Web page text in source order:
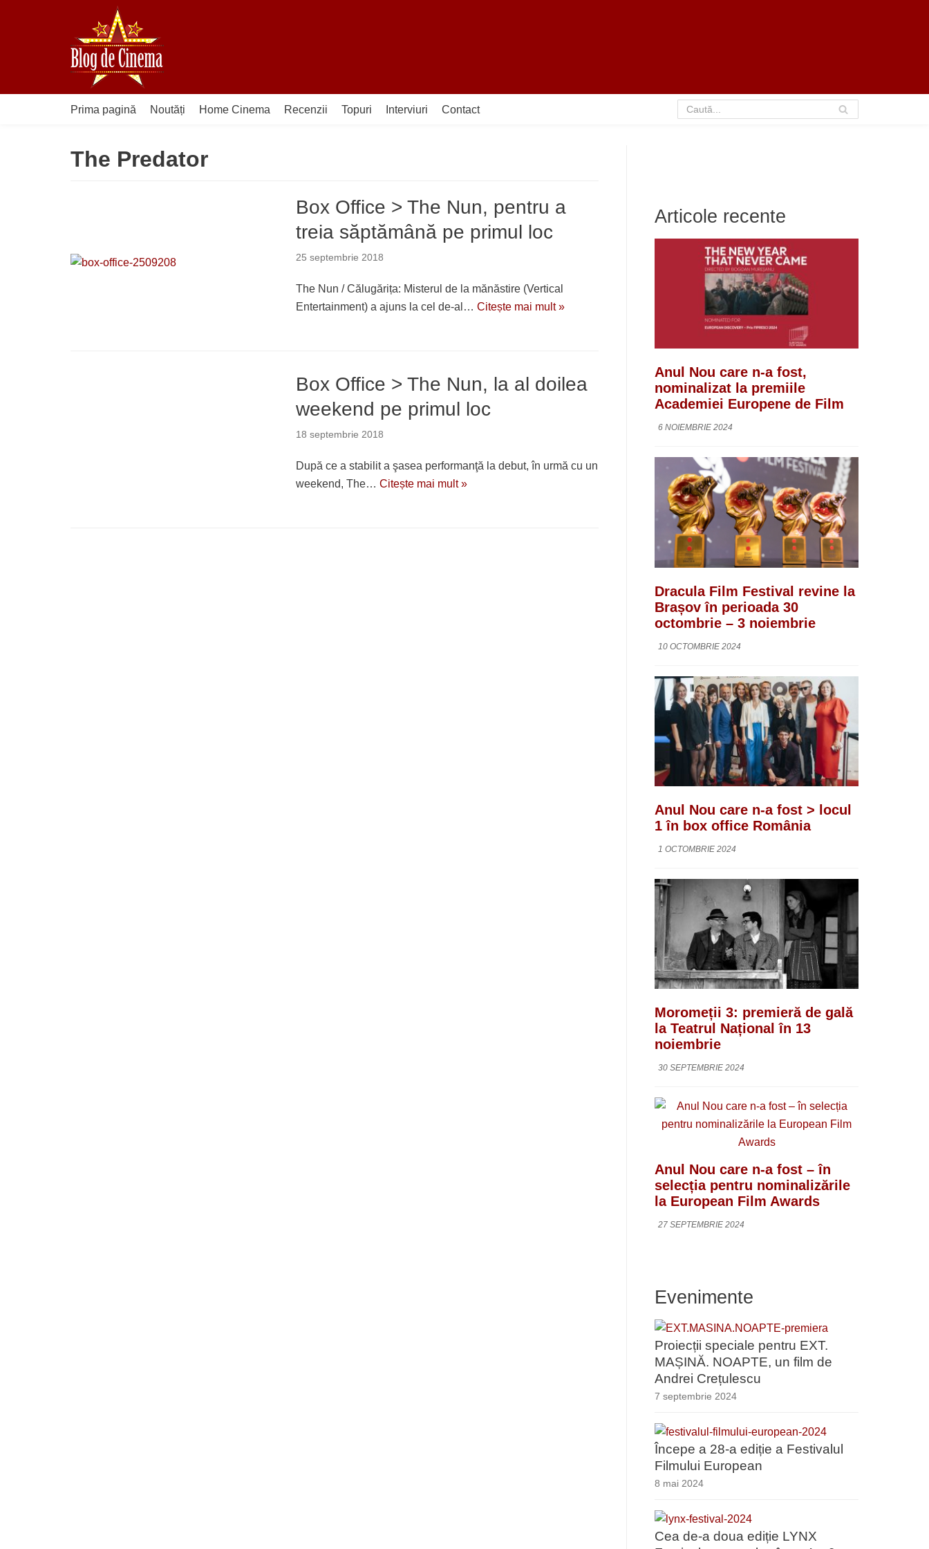
Prima pagină Noutăți Home Cinema Recenzii Topuri Interviuri Contact
The Predator
Box Office > The Nun, pentru a
treia săptămână pe primul loc
25 septembrie 2018
The Nun / Călugărița: Misterul de la mănăstire (Vertical
Entertainment) a ajuns la cel de-al… Citește mai mult »
Box Office > The Nun, la al doilea
weekend pe primul loc
18 septembrie 2018
După ce a stabilit a şasea performanţă la debut, în urmă cu un
weekend, The… Citește mai mult »
Articole recente
Anul Nou care n-a fost,
nominalizat la premiile
Academiei Europene de Film
6 NOIEMBRIE 2024
Dracula Film Festival revine la
Brașov în perioada 30
octombrie – 3 noiembrie
10 OCTOMBRIE 2024
Anul Nou care n-a fost > locul
1 în box office România
1 OCTOMBRIE 2024
Moromeții 3: premieră de gală
la Teatrul Național în 13
noiembrie
30 SEPTEMBRIE 2024
Anul Nou care n-a fost – în
selecția pentru nominalizările
la European Film Awards
27 SEPTEMBRIE 2024
Evenimente
Proiecții speciale pentru EXT.
MAȘINĂ. NOAPTE, un film de
Andrei Crețulescu
7 septembrie 2024
Începe a 28-a ediție a Festivalul
Filmului European
8 mai 2024
Cea de-a doua ediție LYNX